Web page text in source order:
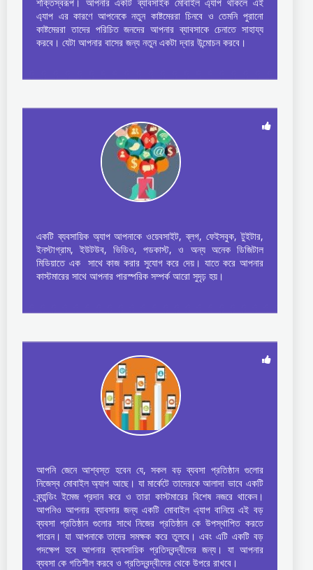
এ্যাপ এর কারণে আপনেকে নতুন কাষ্টমেররা চিনবে ও তেমনি পুরানো
কাষ্টমেররা তাদের পরিচিত জনদের আপনার ব্যাবসাকে চেনাতে সাহায্য
করবে। যেটা আপনার বাসের জন্য নতুন একটা দ্বার উন্মোচন করবে।
একটি ব্যবসায়িক অ্যাপ আপনাকে ওয়েবসাইট, ব্লগ, ফেইসবুক, টুইটার,
ইনস্টাগ্রাম, ইউটউব, ভিডিও, পডকাস্ট, ও অন্য অনেক ডিজিটাল
মিডিয়াতে এক সাথে কাজ করার সুযোগ করে দেয়। যাতে করে আপনার
কাস্টমারের সাথে আপনার পারস্পরিক সম্পর্ক আরো সুদৃঢ় হয়।
আপনি জেনে আশ্বস্ত হবেন যে, সকল বড় ব্যবসা প্রতিষ্ঠান গুলোর
নিজেস্ব মোবাইল অ্যাপ আছে। যা মার্কেটে তাদেরকে আলাদা ভাবে একটি
ব্র্যান্ডিং ইমেজ প্রদান করে ও তারা কাস্টমারের বিশেষ নজরে থাকেন।
আপনিও আপনার ব্যাবসার জন্য একটি মোবাইল এ্যাপ বানিয়ে এই বড়
ব্যবসা প্রতিষ্ঠান গুলোর সাথে নিজের প্রতিষ্ঠান কে উপস্থাপিত করতে
পারেন। যা আপনাকে তাদের সমক্ষক করে তুলবে। এবং এটি একটি বড়
পদক্ষেপ হবে আপনার ব্যাবসায়িক প্রতিদ্বন্দ্বীদের জন্য। যা আপনার
ব্যবসা কে গতিশীল করবে ও প্রতিদ্বন্দ্বীদের থেকে উপরে রাখবে।